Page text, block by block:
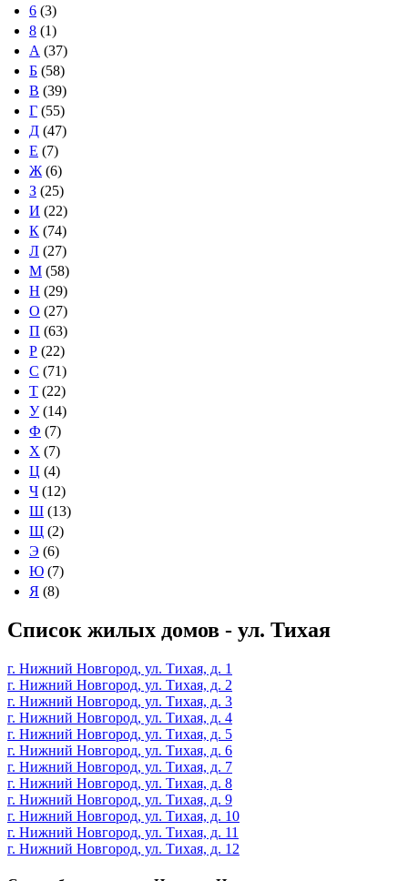
6 (3)
8 (1)
А (37)
Б (58)
В (39)
Г (55)
Д (47)
Е (7)
Ж (6)
З (25)
И (22)
К (74)
Л (27)
М (58)
Н (29)
О (27)
П (63)
Р (22)
С (71)
Т (22)
У(14)
Ф (7)
Х (7)
Ц (4)
Ч (12)
Ш (13)
Щ (2)
Э (6)
Ю (7)
Я (8)
Список жилых домов - ул. Тихая
г. Нижний Новгород, ул. Тихая, д. 1
г. Нижний Новгород, ул. Тихая, д. 2
г. Нижний Новгород, ул. Тихая, д. 3
г. Нижний Новгород, ул. Тихая, д. 4
г. Нижний Новгород, ул. Тихая, д. 5
г. Нижний Новгород, ул. Тихая, д. 6
г. Нижний Новгород, ул. Тихая, д. 7
г. Нижний Новгород, ул. Тихая, д. 8
г. Нижний Новгород, ул. Тихая, д. 9
г. Нижний Новгород, ул. Тихая, д. 10
г. Нижний Новгород, ул. Тихая, д. 11
г. Нижний Новгород, ул. Тихая, д. 12